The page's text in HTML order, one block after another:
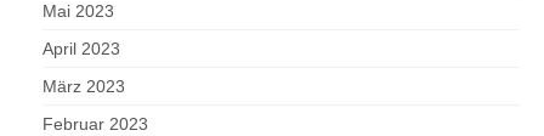
Mai 2023
April 2023
März 2023
Februar 2023